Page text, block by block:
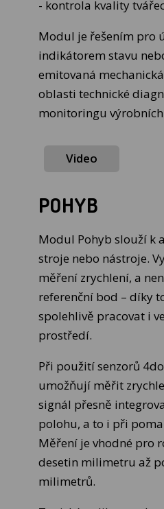
- kontrola kvality
Modul je řešením pro
indikátorem stavu
emitovaná
oblasti technické
monitoringu
Video
POHYB
Modul Pohyb slouží k
stroje nebo nástroje.
měření zrychlení, a
referenční bod – díky
spolehlivě pracovat i
prostředí.
Při použití senzorů
umožňují měřit
signál přesně
polohu, a to i při
Měření je vhodné pro
desetin milimetru až
milimetrů.